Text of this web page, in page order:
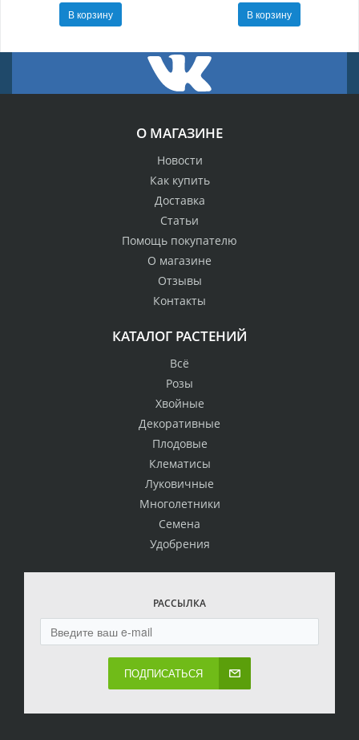
В корзину
В корзину
О МАГАЗИНЕ
Новости
Как купить
Доставка
Статьи
Помощь покупателю
О магазине
Отзывы
Контакты
КАТАЛОГ РАСТЕНИЙ
Всё
Розы
Хвойные
Декоративные
Плодовые
Клематисы
Луковичные
Многолетники
Семена
Удобрения
РАССЫЛКА
ПОДПИСАТЬСЯ